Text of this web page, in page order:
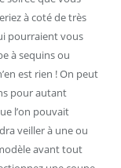
à coté de très
pourraient vous
à sequins ou
est rien ! On peut
pour autant
l’on pouvait
veiller à une ou
avant tout